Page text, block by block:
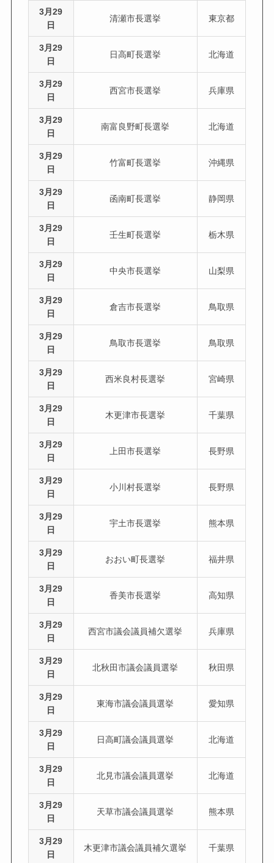
3月29
日
清瀬市長選挙 東京都
3月29
日
日高町長選挙 北海道
3月29
日
西宮市長選挙 兵庫県
3月29
日
南富良野町長選挙 北海道
3月29
日
竹富町長選挙 沖縄県
3月29
日
函南町長選挙 静岡県
3月29
日
壬生町長選挙 栃木県
3月29
日
中央市長選挙 山梨県
3月29
日
倉吉市長選挙 鳥取県
3月29
日
鳥取市長選挙 鳥取県
3月29
日
西米良村長選挙 宮崎県
3月29
日
木更津市長選挙 千葉県
3月29
日
上田市長選挙 長野県
3月29
日
小川村長選挙 長野県
3月29
日
宇土市長選挙 熊本県
3月29
日
おおい町長選挙 福井県
3月29
日
香美市長選挙 高知県
3月29
日
西宮市議会議員補欠選挙 兵庫県
3月29
日
北秋田市議会議員選挙 秋田県
3月29
日
東海市議会議員選挙 愛知県
3月29
日
日高町議会議員選挙 北海道
3月29
日
北見市議会議員選挙 北海道
3月29
日
天草市議会議員選挙 熊本県
3月29
日
木更津市議会議員補欠選挙 千葉県